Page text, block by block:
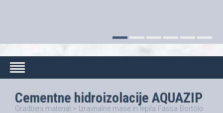
Cementne hidroizolacije AQUAZIP
Gradbeni material > Izravnalne mase in lepila Fassa Bortolo